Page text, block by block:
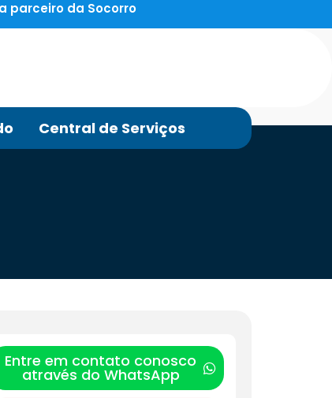
parceiro da Socorro
Central de Serviços
Entre em contato conosco
através do WhatsApp